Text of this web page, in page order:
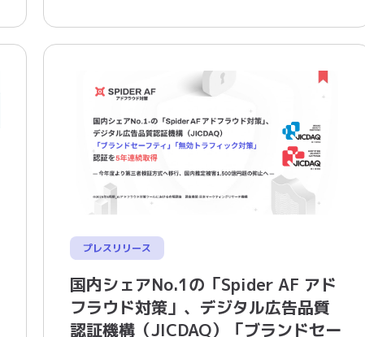
プレスリリース
国内シェアNo.1の「Spider AF アド
フラウド対策」、デジタル広告品質
認証機構（JICDAQ）「ブランドセー